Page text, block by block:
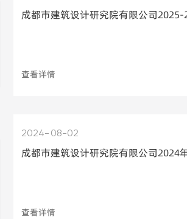
查看详情
08-02
2024
查看详情